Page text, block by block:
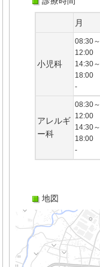
月
小児科
08:30～
12:00
14:30～
18:00
-
アレルギ
ー科
08:30～
12:00
14:30～
18:00
-
地図